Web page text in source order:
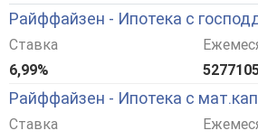
Райффайзен - Ипотека с
Ставка
6,99%
Райффайзен - Ипотека с
Ставка